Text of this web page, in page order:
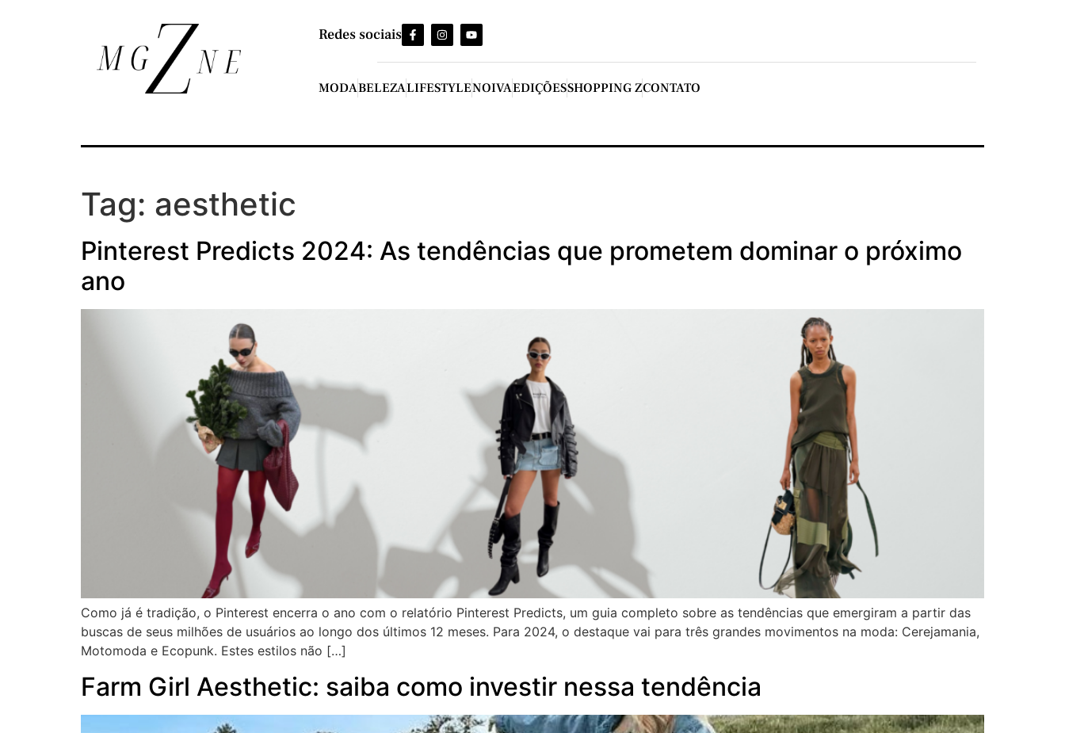
Redes sociais
MODABELEZALIFESTYLENOIVAEDIÇÕESSHOPPING ZCONTATO
Tag: aesthetic
Pinterest Predicts 2024: As tendências que prometem dominar o próximo
ano
Como já é tradição, o Pinterest encerra o ano com o relatório Pinterest Predicts, um guia completo sobre as tendências que emergiram a partir das
buscas de seus milhões de usuários ao longo dos últimos 12 meses. Para 2024, o destaque vai para três grandes movimentos na moda: Cerejamania,
Motomoda e Ecopunk. Estes estilos não […]
Farm Girl Aesthetic: saiba como investir nessa tendência